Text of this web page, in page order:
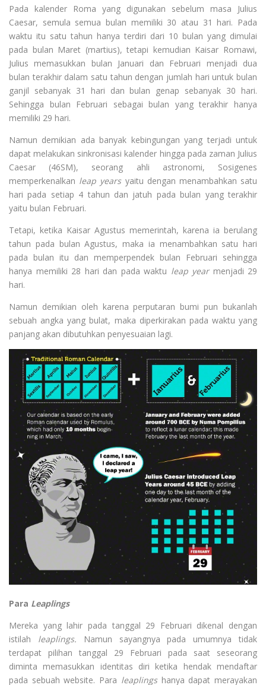
Pada kalender Roma yang digunakan sebelum masa Julius
Caesar, semula semua bulan memiliki 30 atau 31 hari. Pada
waktu itu satu tahun hanya terdiri dari 10 bulan yang dimulai
pada bulan Maret (martius), tetapi kemudian Kaisar Romawi,
Julius memasukkan bulan Januari dan Februari menjadi dua
bulan terakhir dalam satu tahun dengan jumlah hari untuk bulan
ganjil sebanyak 31 hari dan bulan genap sebanyak 30 hari.
Sehingga bulan Februari sebagai bulan yang terakhir hanya
memiliki 29 hari.
Namun demikian ada banyak kebingungan yang terjadi untuk
dapat melakukan sinkronisasi kalender hingga pada zaman Julius
Caesar (46SM), seorang ahli astronomi, Sosigenes
memperkenalkan leap years yaitu dengan menambahkan satu
hari pada setiap 4 tahun dan jatuh pada bulan yang terakhir
yaitu bulan Februari.
Tetapi, ketika Kaisar Agustus memerintah, karena ia berulang
tahun pada bulan Agustus, maka ia menambahkan satu hari
pada bulan itu dan memperpendek bulan Februari sehingga
hanya memiliki 28 hari dan pada waktu leap year menjadi 29
hari.
Namun demikian oleh karena perputaran bumi pun bukanlah
sebuah angka yang bulat, maka diperkirakan pada waktu yang
panjang akan dibutuhkan penyesuaian lagi.
Para Leaplings
Mereka yang lahir pada tanggal 29 Februari dikenal dengan
istilah leaplings.
Namun sayangnya pada umumnya tidak
terdapat pilihan tanggal 29 Februari pada saat seseorang
diminta memasukkan identitas diri ketika hendak mendaftar
pada sebuah website. Para leaplings hanya dapat merayakan